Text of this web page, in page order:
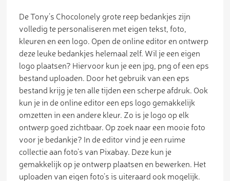
De Tony’s Chocolonely grote reep bedankjes zijn
volledig te personaliseren met eigen tekst, foto,
kleuren en een logo. Open de online editor en ontwerp
deze leuke bedankjes helemaal zelf. Wil je een eigen
logo plaatsen? Hiervoor kun je een jpg, png of een eps
bestand uploaden. Door het gebruik van een eps
bestand krijg je ten alle tijden een scherpe afdruk. Ook
kun je in de online editor een eps logo gemakkelijk
omzetten in een andere kleur. Zo is je logo op elk
ontwerp goed zichtbaar. Op zoek naar een mooie foto
voor je bedankje? In de editor vind je een ruime
collectie aan foto’s van Pixabay. Deze kun je
gemakkelijk op je ontwerp plaatsen en bewerken. Het
uploaden van eigen foto’s is uiteraard ook mogelijk.